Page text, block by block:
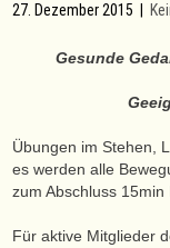
27. Dezember 2015
Gesunde
Übungen im Stehen,
es werden alle
zum Abschluss 15min
Für aktive Mitglieder